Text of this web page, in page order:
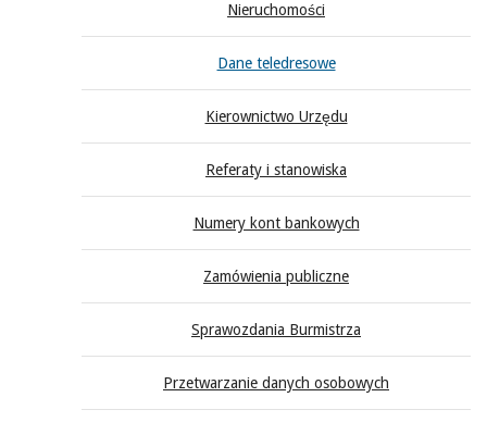
Nieruchomości
Dane teledresowe
Kierownictwo Urzędu
Referaty i stanowiska
Numery kont bankowych
Zamówienia publiczne
Sprawozdania Burmistrza
Przetwarzanie danych osobowych